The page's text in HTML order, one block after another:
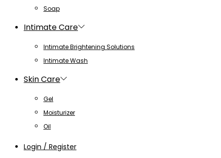
Soap
Intimate Care
Intimate Brightening Solutions
Intimate Wash
Skin Care
Gel
Moisturizer
Oil
Login / Register